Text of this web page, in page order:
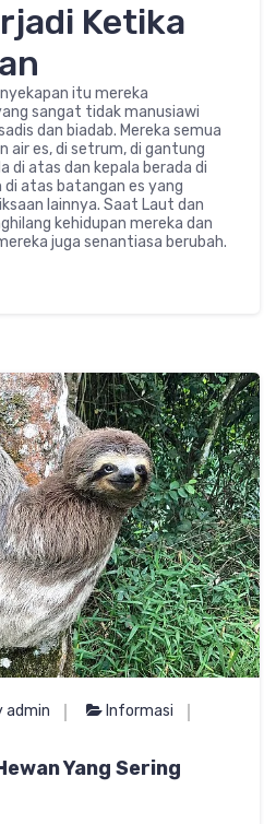
Ketika
itu mereka
sangat tidak manusiawi
dan biadab. Mereka semua
air es, di setrum, di gantung
di atas dan kepala berada di
di atas batangan es yang
lainnya. Saat Laut dan
kehidupan mereka dan
juga senantiasa berubah.
admin
Informasi
Yang Sering